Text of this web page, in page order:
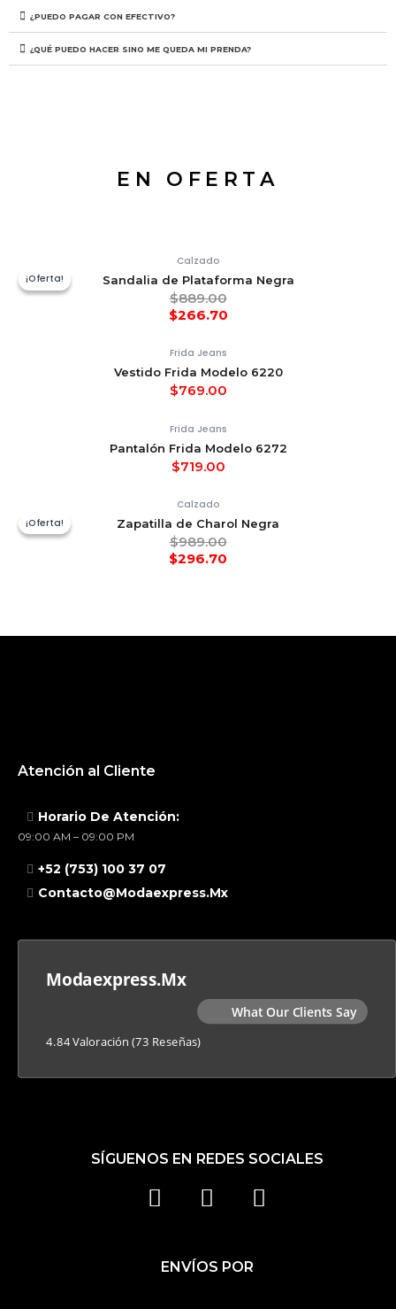
¿PUEDO PAGAR CON EFECTIVO?
¿QUÉ PUEDO HACER SINO ME QUEDA MI PRENDA?
EN OFERTA
¡Oferta!
¡Oferta!
Calzado
Sandalia de Plataforma Negra
$889.00
$266.70
Frida Jeans
Vestido Frida Modelo 6220
$769.00
Frida Jeans
Pantalón Frida Modelo 6272
$719.00
¡Oferta!
¡Oferta!
Calzado
Zapatilla de Charol Negra
$989.00
$296.70
SÍGUENOS EN REDES SOCIALES
F
C
E
I
S
T
T
ENVÍOS POR
Atención al Cliente
Horario De Atención:
09:00 AM – 09:00 PM
+52 (753) 100 37 07
Contacto@modaexpress.mx
Modaexpress.mx
What Our Clients Say
4.84 Valoración (73 Reseñas)